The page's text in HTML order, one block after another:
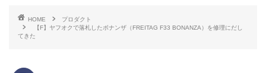
HOME
プロダクト
【F】ヤフオクで落札したボナンザ（FREITAG F33 BONANZA）を修理にだし
てきた